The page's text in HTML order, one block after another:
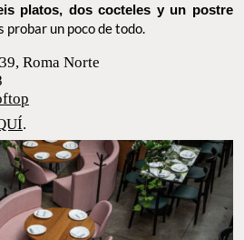
platos, dos cocteles y un postre
un poco de todo.
Roma Norte
AQUÍ